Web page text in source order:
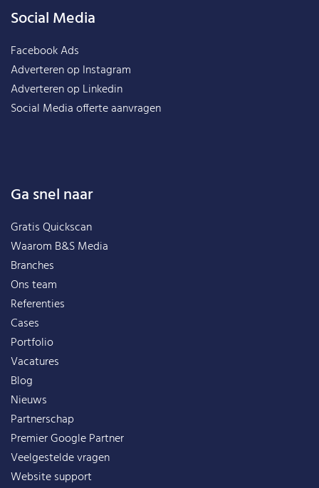
Social Media
Facebook Ads
Adverteren op Instagram
Adverteren op Linkedin
Social Media offerte aanvragen
Ga snel naar
Gratis Quickscan
Waarom B&S Media
Branches
Ons team
Referenties
Cases
Portfolio
Vacatures
Blog
Nieuws
Partnerschap
Premier Google Partner
Veelgestelde vragen
Website support